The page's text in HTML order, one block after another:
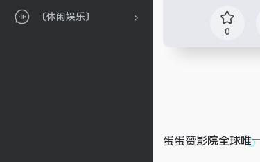
〔休闲娱乐〕
0
蛋蛋赞影院全球唯